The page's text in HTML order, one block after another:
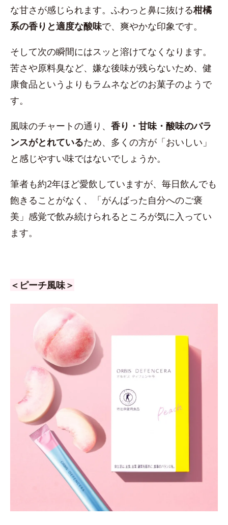
な甘さが感じられます。ふわっと鼻に抜ける柑橘
系の香りと適度な酸味で、爽やかな印象です。
そして次の瞬間にはスッと溶けてなくなります。
苦さや原料臭など、嫌な後味が残らないため、健
康食品というよりもラムネなどのお菓子のようで
す。
風味のチャートの通り、 香り・甘味・酸味のバラ
ンスがとれているため、多くの方が「おいしい」
と感じやすい味ではないでしょうか。
筆者も約2年ほど愛飲していますが、毎日飲んでも
飽きることがなく、「がんばった自分へのご褒
美」感覚で飲み続けられるところが気に入ってい
ます。
＜ピーチ風味＞